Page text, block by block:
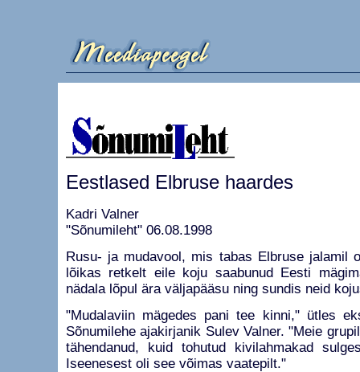
Eestlased Elbruse haardes
Kadri Valner
"Sõnumileht" 06.08.1998
Rusu- ja mudavool, mis tabas Elbruse jalamil
lõikas retkelt eile koju saabunud Eesti
nädala lõpul ära väljapääsu ning sundis neid
"Mudalaviin mägedes pani tee kinni," ütles
Sõnumilehe ajakirjanik Sulev Valner. "Meie
tähendanud, kuid tohutud kivilahmakad
Iseenesest oli see võimas vaatepilt."